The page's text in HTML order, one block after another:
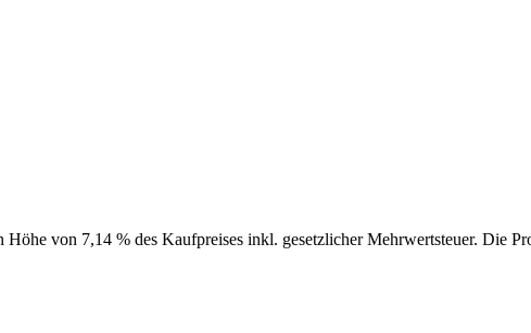
von 7,14 % des Kaufpreises inkl. gesetzlicher Mehrwertsteuer. Die